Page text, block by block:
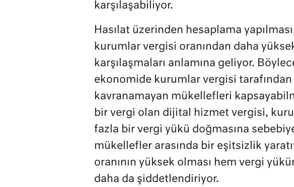
karşılaşabiliyor.
Hasılat üzerinden hesaplama
kurumlar vergisi oranından daha
karşılaşmaları anlamına geliyor.
ekonomide kurumlar vergisi
kavranamayan mükellefleri
bir vergi olan dijital hizmet vergisi,
fazla bir vergi yükü doğmasına
mükellefler arasında bir eşitsizlik
oranının yüksek olması hem vergi
daha da şiddetlendiriyor.